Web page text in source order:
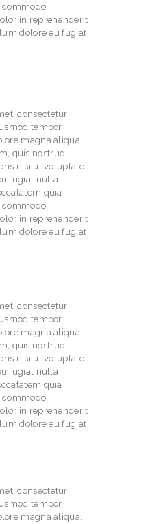
commodo
in reprehenderit
dolore eu fugiat
consectetur
tempor
magna aliqua.
quis nostrud
nisi ut voluptate
fugiat nulla
quia
commodo
in reprehenderit
dolore eu fugiat
consectetur
tempor
magna aliqua.
quis nostrud
nisi ut voluptate
fugiat nulla
quia
commodo
in reprehenderit
dolore eu fugiat
consectetur
tempor
magna aliqua.